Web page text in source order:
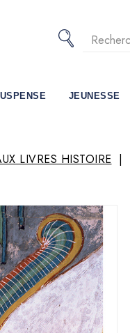
JEUNESSE
LIVRES HISTOIRE